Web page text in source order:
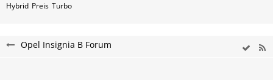
Hybrid Preis Turbo
Opel Insignia B Forum